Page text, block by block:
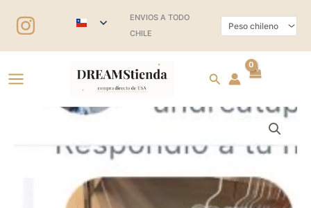
ENVIOS A TODO
CHILE
Buscar